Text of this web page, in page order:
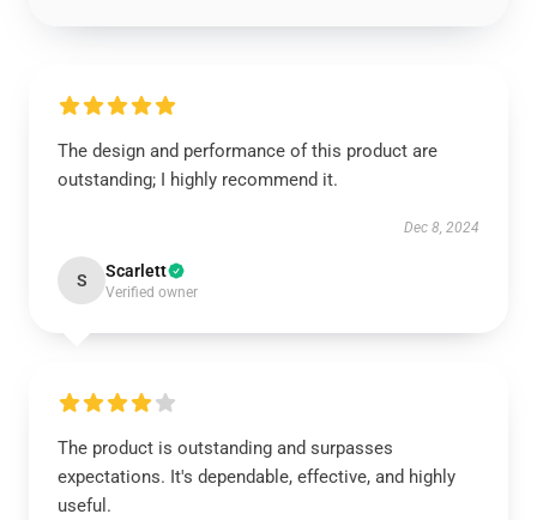
The design and performance of this product are
outstanding; I highly recommend it.
Dec 8, 2024
S Scarlett
Verified owner
The product is outstanding and surpasses
expectations. It's dependable, effective, and highly
useful.